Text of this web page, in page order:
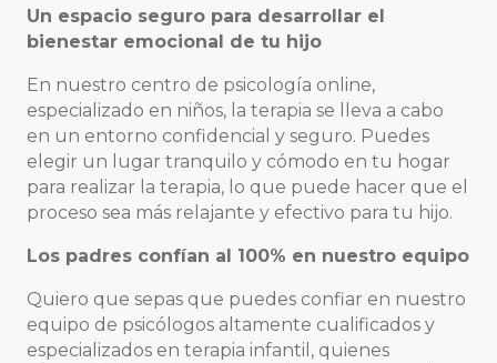
Un espacio seguro para desarrollar el
bienestar emocional de tu hijo
En nuestro centro de psicología online,
especializado en niños, la terapia se lleva a cabo
en un entorno confidencial y seguro. Puedes
elegir un lugar tranquilo y cómodo en tu hogar
para realizar la terapia, lo que puede hacer que el
proceso sea más relajante y efectivo para tu hijo.
Los padres confían al 100% en nuestro equipo
Quiero que sepas que puedes confiar en nuestro
equipo de psicólogos altamente cualificados y
especializados en terapia infantil, quienes